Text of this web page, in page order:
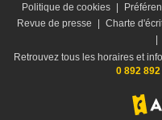
Politique de cookies |
Revue de presse
| Charte
|
Retrouvez tous les horaires et
0 892 892